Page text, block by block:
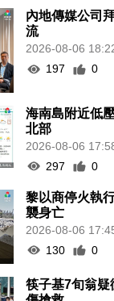
內地傳媒公司
流
2026-08-06
197
0
海南島附近低
北部
2026-08-06
297
0
黎以商停火執
襲身亡
2026-08-06
130
0
筷子基7旬翁